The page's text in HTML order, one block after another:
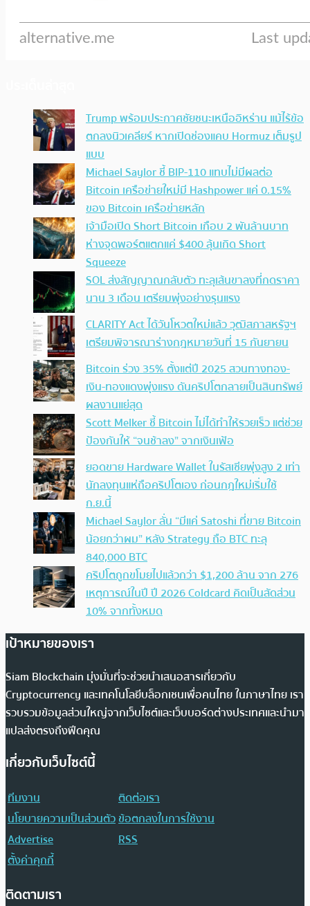
Trump พร้อมประกาศชัยชนะเหนืออิหร่าน แม้ไร้ข้อ
ตกลงนิวเคลียร์ หากเปิดช่องแคบ Hormuz เต็มรูป
แบบ
Michael Saylor ชี้ BIP-110 แทบไม่มีผลต่อ
Bitcoin เครือข่ายใหม่มี Hashpower แค่ 0.15%
ของ Bitcoin เครือข่ายหลัก
เจ้ามือเปิด Short Bitcoin เกือบ 2 พันล้านบาท
ห่างจุดพอร์ตแตกแค่ $400 ลุ้นเกิด Short
Squeeze
SOL ส่งสัญญาณกลับตัว ทะลุเส้นขาลงที่กดราคา
นาน 3 เดือน เตรียมพุ่งอย่างรุนแรง
CLARITY Act ได้วันโหวตใหม่แล้ว วุฒิสภาสหรัฐฯ
เตรียมพิจารณาร่างกฎหมายวันที่ 15 กันยายน
Bitcoin ร่วง 35% ตั้งแต่ปี 2025 สวนทางทอง-
เงิน-ทองแดงพุ่งแรง ดันคริปโตกลายเป็นสินทรัพย์
ผลงานแย่สุด
Scott Melker ชี้ Bitcoin ไม่ได้ทำให้รวยเร็ว แต่ช่วย
ป้องกันให้ “จนช้าลง” จากเงินเฟ้อ
ยอดขาย Hardware Wallet ในรัสเซียพุ่งสูง 2 เท่า
นักลงทุนแห่ถือคริปโตเอง ก่อนกฎใหม่เริ่มใช้
ก.ย.นี้
Michael Saylor ลั่น “มีแค่ Satoshi ที่ขาย Bitcoin
น้อยกว่าผม” หลัง Strategy ถือ BTC ทะลุ
840,000 BTC
คริปโตถูกขโมยไปแล้วกว่า $1,200 ล้าน จาก 276
เหตุการณ์ในปี ปี 2026 Coldcard คิดเป็นสัดส่วน
10% จากทั้งหมด
เป้าหมายของเรา
Siam Blockchain มุ่งมั่นที่จะช่วยนำเสนอสารเกี่ยวกับ
Cryptocurrency และเทคโนโลยีบล็อกเชนเพื่อคนไทย ในภาษาไทย เรา
รวบรวมข้อมูลส่วนใหญ่จากเว็บไซต์และเว็บบอร์ดต่างประเทศและนำมา
แปลส่งตรงถึงฟีดคุณ
เกี่ยวกับเว็บไซต์นี้
ทีมงาน
ติดต่อเรา
นโยบายความเป็นส่วนตัวข้อตกลงในการใช้งาน
Advertise
RSS
ตั้งค่าคุกกี้
ติดตามเรา